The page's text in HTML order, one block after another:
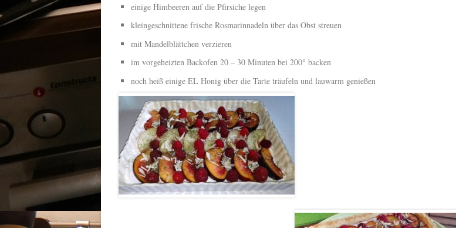
einige Himbeeren auf die Pfirsiche legen
kleingeschnittene frische Rosmarinnadeln über das Obst streuen
mit Mandelblättchen verzieren
im vorgeheizten Backofen 20 – 30 Minuten bei 200° backen
noch heiß einige EL Honig über die Tarte träufeln und lauwarm genießen